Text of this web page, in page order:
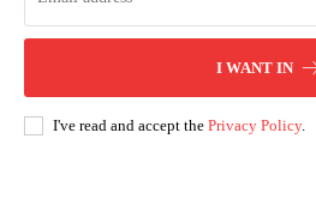
I WANT IN
I've read and accept the Privacy Policy.